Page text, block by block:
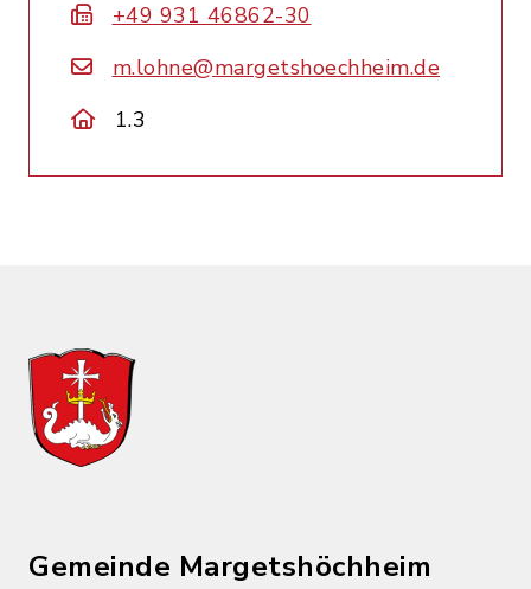
+49 931 46862-30
m.lohne@margetshoechheim.de
1.3
Gemeinde Margetshöchheim